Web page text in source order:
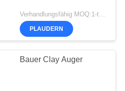
Verhandlungsfähig MOQ:1-teilig
PLAUDERN
Bauer Clay Auger